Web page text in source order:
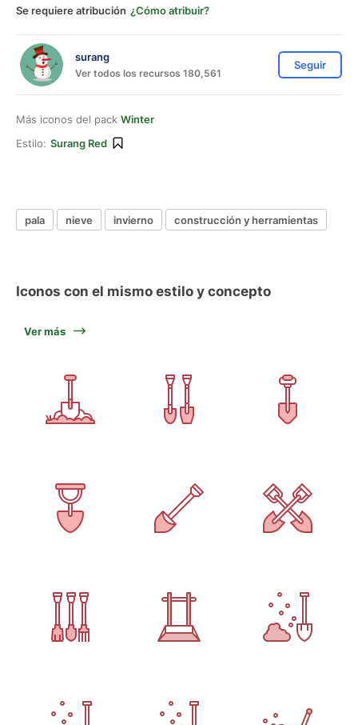
Se requiere atribución ¿Cómo atribuir?
surang
Ver todos los recursos 180,561
Seguir
Más iconos del pack Winter
Estilo: Surang Red
pala nieve invierno construcción y herramientas
Iconos con el mismo estilo y concepto
Ver más